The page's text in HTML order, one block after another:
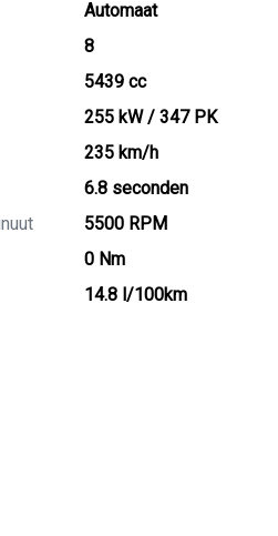
Automaat
8
5439 cc
255 kW / 347 PK
235 km/h
6.8 seconden
5500 RPM
0 Nm
14.8 l/100km